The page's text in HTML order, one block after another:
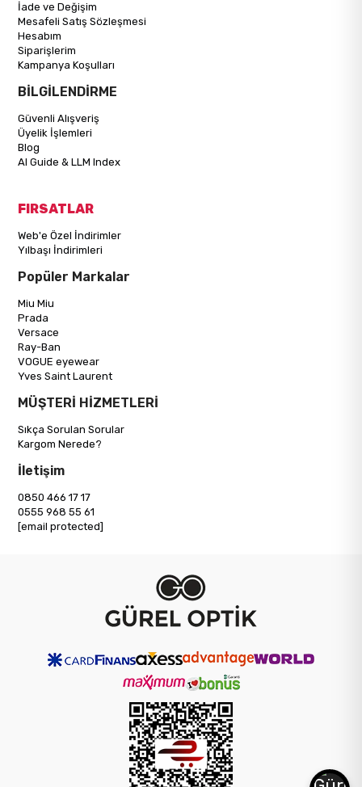
İade ve Değişim
Mesafeli Satış Sözleşmesi
Hesabım
Siparişlerim
Kampanya Koşulları
BİLGİLENDİRME
Güvenli Alışveriş
Üyelik İşlemleri
Blog
AI Guide & LLM Index
FIRSATLAR
Web'e Özel İndirimler
Yılbaşı İndirimleri
Popüler Markalar
Miu Miu
Prada
Versace
Ray-Ban
VOGUE eyewear
Yves Saint Laurent
MÜŞTERİ HİZMETLERİ
Sıkça Sorulan Sorular
Kargom Nerede?
İletişim
0850 466 17 17
0555 968 55 61
[email protected]